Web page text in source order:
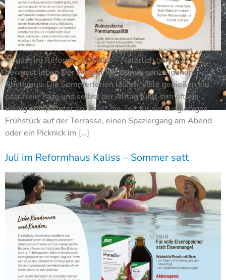
August im Reformhaus Kaliss – Natürlich genießen,
bewusst leben Der August hat seinen ganz eigenen
Rhythmus. Die Sommerferien laufen, viele genießen ein
paar freie Tage und selbst der Alltag fühlt sich oft ein
wenig entspannter an. Es ist die Zeit für ein ausgiebiges
Frühstück auf der Terrasse, einen Spaziergang am Abend
oder ein Picknick im […]
Juli im Reformhaus Kaliss – Sommer satt